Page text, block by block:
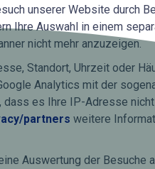
unserer Website
Ihre Auswahl in einem
nicht mehr anzuzeigen.
Standort, Uhrzeit oder
Analytics mit der
es Ihre IP-Adresse
partners weitere
Auswertung der